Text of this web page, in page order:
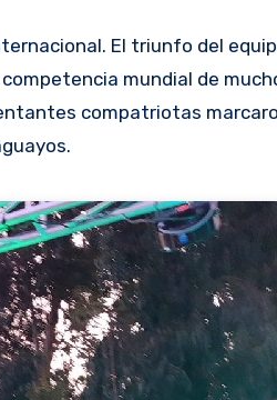
mundial de
compatriotas